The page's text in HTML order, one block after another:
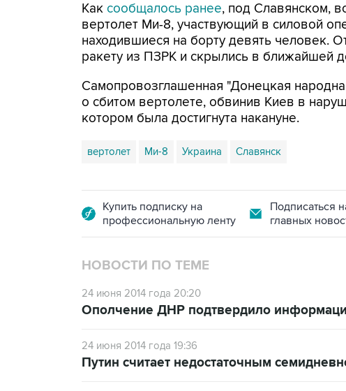
Как сообщалось ранее, под Славянском,
вертолет Ми-8, участвующий в силовой
находившиеся на борту девять человек.
ракету из ПЗРК и скрылись в ближайшей
Самопровозглашенная "Донецкая
о сбитом вертолете, обвинив Киев в
котором была достигнута накануне.
вертолет Ми-8 Украина Славянск
Купить подписку на
профессиональную ленту
Подписаться
главных
НОВОСТИ ПО ТЕМЕ
24 июня 2014 года 20:20
Ополчение ДНР подтвердило
24 июня 2014 года 19:36
Путин считает недостаточным